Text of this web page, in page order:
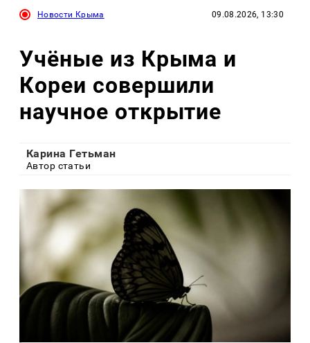
Новости Крыма 09.08.2026, 13:30
Учёные из Крыма и
Кореи совершили
научное открытие
Карина Гетьман
Автор статьи